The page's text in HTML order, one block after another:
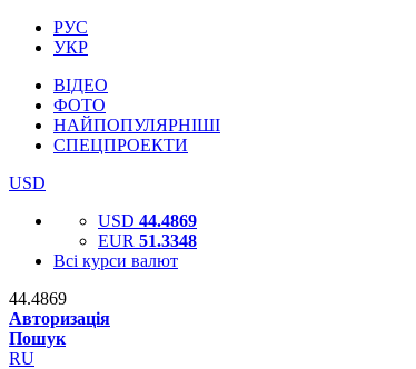
РУС
УКР
ВІДЕО
ФОТО
НАЙПОПУЛЯРНІШІ
СПЕЦПРОЕКТИ
USD
USD 44.4869
EUR 51.3348
Всі курси валют
44.4869
Авторизація
Пошук
RU